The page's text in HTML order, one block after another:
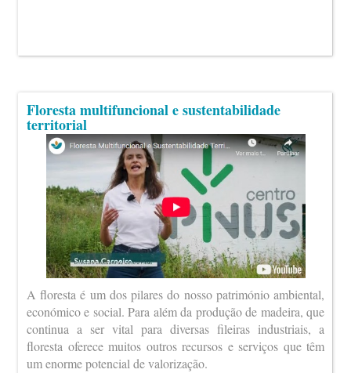
Floresta multifuncional e sustentabilidade
territorial
A floresta é um dos pilares do nosso património ambiental,
económico e social. Para além da produção de madeira, que
continua a ser vital para diversas fileiras industriais, a
floresta oferece muitos outros recursos e serviços que têm
um enorme potencial de valorização.